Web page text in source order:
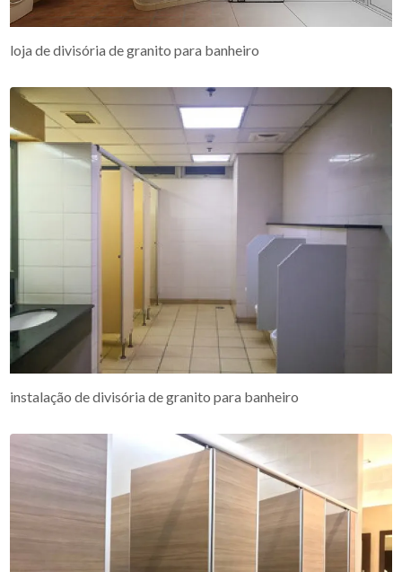
loja de divisória de granito para banheiro
instalação de divisória de granito para banheiro